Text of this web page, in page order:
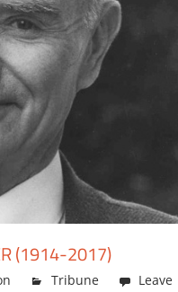
(1914-2017)
Tribune
Leave